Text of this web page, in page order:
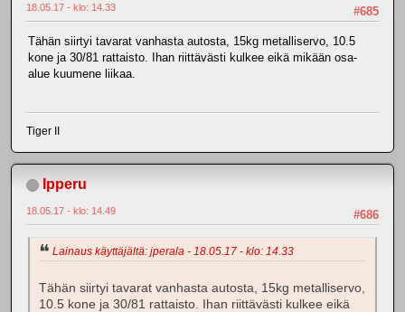
#685
18.05.17 - klo: 14.33
Tähän siirtyi tavarat vanhasta autosta, 15kg metalliservo, 10.5
kone ja 30/81 rattaisto. Ihan riittävästi kulkee eikä mikään osa-
alue kuumene liikaa.
Tiger II
Ipperu
#686
18.05.17 - klo: 14.49
Lainaus käyttäjältä: jperala - 18.05.17 - klo: 14.33
Tähän siirtyi tavarat vanhasta autosta, 15kg metalliservo,
10.5 kone ja 30/81 rattaisto. Ihan riittävästi kulkee eikä